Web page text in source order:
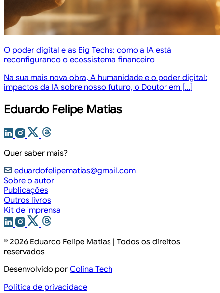
O poder digital e as Big Techs: como a IA está
reconfigurando o ecossistema financeiro
Na sua mais nova obra, A humanidade e o poder digital:
impactos da IA sobre nosso futuro, o Doutor em […]
Eduardo Felipe Matias
Quer saber mais?
eduardofelipematias@gmail.com
Sobre o autor
Publicações
Outros livros
Kit de imprensa
© 2026 Eduardo Felipe Matias | Todos os direitos
reservados
Desenvolvido por Colina Tech
Política de privacidade